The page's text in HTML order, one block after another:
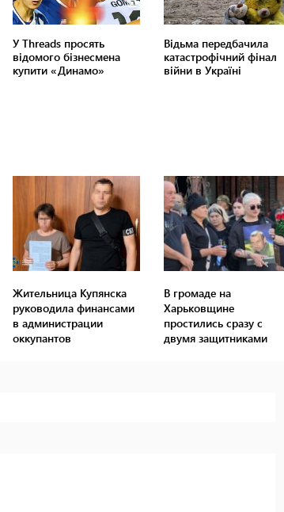
Жительница Купянска
руководила финансами
в администрации
оккупантов
В громаде на
Харьковщине
простились сразу с
двумя защитниками